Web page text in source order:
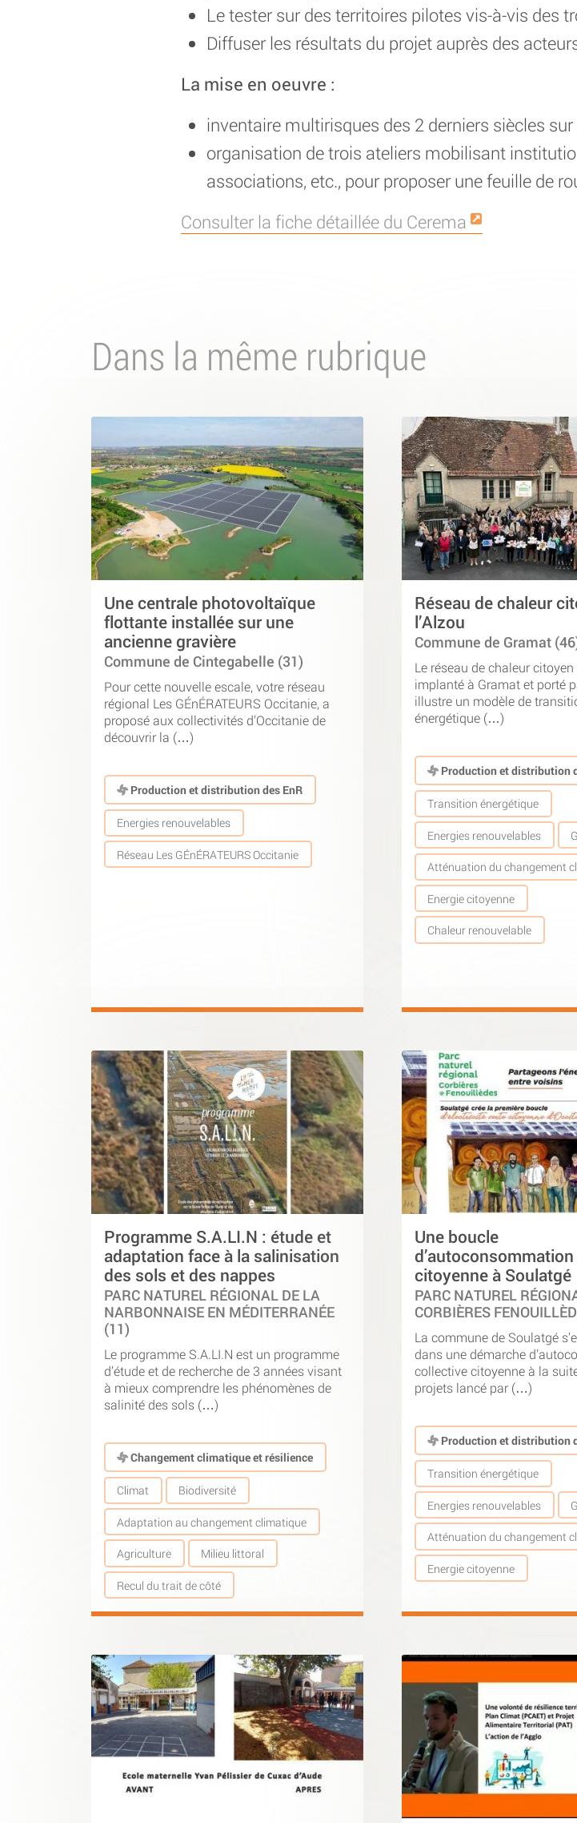
Le tester sur des territoires pilotes vis-à-vis des
Diffuser les résultats du projet auprès des
La mise en oeuvre :
inventaire multirisques des 2 derniers siècles
organisation de trois ateliers mobilisant
associations, etc., pour proposer une feuille de
Consulter la fiche détaillée du Cerema
Dans la même rubrique
Une centrale photovoltaïque
flottante installée sur une
ancienne gravière
Commune de Cintegabelle (31)
Pour cette nouvelle escale, votre réseau
régional Les GÉnÉRATEURS Occitanie, a
proposé aux collectivités d’Occitanie de
découvrir la (…)
Production et distribution des EnR
Energies renouvelables
Réseau Les GÉnÉRATEURS Occitanie
Réseau de chaleur
l’Alzou
Commune de Gramat
Le réseau de chaleur citoyen
implanté à Gramat et porté
illustre un modèle de
énergétique (…)
Production et distribution
Transition énergétique
Energies renouvelables
Atténuation du changement
Energie citoyenne
Chaleur renouvelable
Programme S.A.LI.N : étude et
adaptation face à la salinisation
des sols et des nappes
PARC NATUREL RÉGIONAL DE LA
NARBONNAISE EN MÉDITERRANÉE
(11)
Le programme S.A.LI.N est un programme
d’étude et de recherche de 3 années visant
à mieux comprendre les phénomènes de
salinité des sols (…)
Changement climatique et résilience
Climat Biodiversité
Adaptation au changement climatique
Agriculture Milieu littoral
Recul du trait de côté
Une boucle
citoyenne à Soulatgé
PARC NATUREL
CORBIÈRES
La commune de Soulatgé
dans une démarche
collective citoyenne à la
projets lancé par (…)
Production et distribution
Transition énergétique
Energies renouvelables
Atténuation du changement
Energie citoyenne